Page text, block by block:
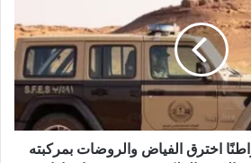
اخترق الفياض والروضات بمركبته